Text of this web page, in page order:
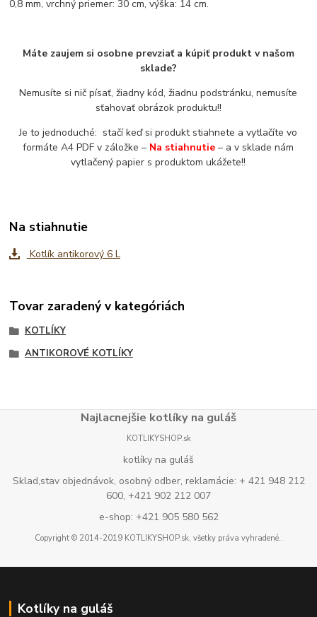
0,8 mm, vrchný priemer: 30 cm, výška: 14 cm.
Máte zaujem si osobne prevziať a kúpiť produkt v našom
sklade?
Nemusíte si nič písať, žiadny kód, žiadnu podstránku, nemusíte
sťahovať obrázok produktu!!
Je to jednoduché: stačí keď si produkt stiahnete a vytlačíte vo
formáte A4 PDF v záložke – Na stiahnutie – a v sklade nám
vytlačený papier s produktom ukážete!!
Na stiahnutie
Kotlík antikorový 6 L
Tovar zaradený v kategóriách
KOTLÍKY
ANTIKOROVÉ KOTLÍKY
Najlacnejšie kotlíky na guláš
KOTLIKYSHOP.sk
kotlíky na guláš
Sklad,stav objednávok, osobný odber, reklamácie: + 421 948 212
600, +421 902 212 007
e-shop: +421 905 580 562
Copyright © 2014-2019 KOTLIKYSHOP.sk, všetky práva vyhradené..
Kotlíky na guláš